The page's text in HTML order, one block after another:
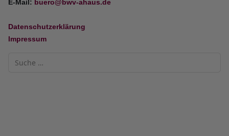
E-Mail: buero@bwv-ahaus.de
Datenschutzerklärung
Impressum
Suchen